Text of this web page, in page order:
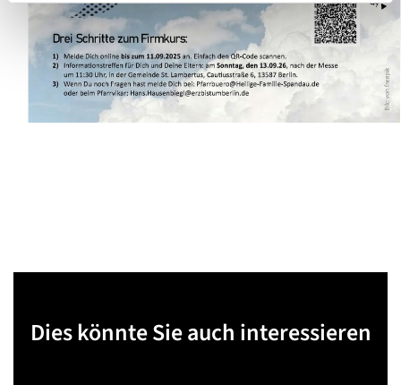
Dies könnte Sie auch interessieren